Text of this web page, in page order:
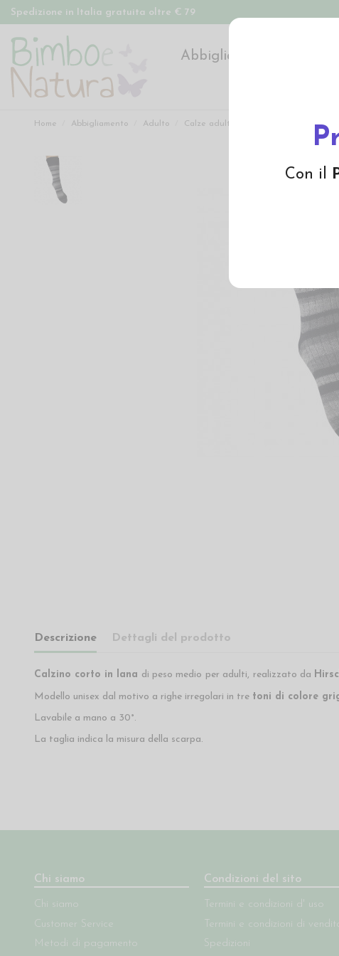
Con il
Spedizione in Italia gratuita oltre € 79
Abbigliamento
Home Abbigliamento Adulto Calze adulto Calzino corto adulto
Descrizione Dettagli del prodotto
Calzino corto in lana di peso medio per adulti, realizzato da
Modello unisex dal motivo a righe irregolari in tre toni di colore
Lavabile a mano a 30°.
La taglia indica la misura della scarpa.
Chi siamo
Chi siamo
Customer Service
Metodi di pagamento
Condizioni del sito
Termini e condizioni d' uso
Termini e condizioni di
Spedizioni